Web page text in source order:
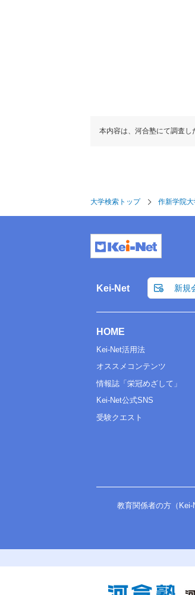
本内容は、河合塾にて調査し
大学検索トップ 作新学院
Kei-Net 新規
HOME
Kei-Net活用法
オススメコンテンツ
情報誌「栄冠めざして」
Kei-Net公式SNS
受験クエスト
教育関係者の方（Kei-